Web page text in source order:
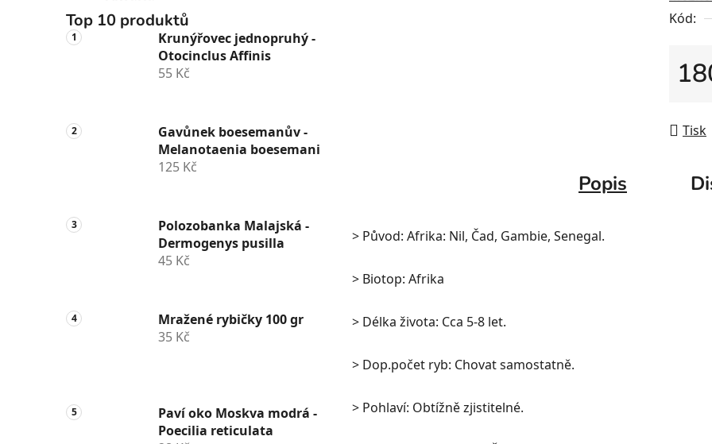
Top 10 produktů
Krunýřovec jednopruhý -
Otocinclus Affinis
55 Kč
Gavůnek boesemanův -
Melanotaenia boesemani
125 Kč
Polozobanka Malajská -
Dermogenys pusilla
45 Kč
Mražené rybičky 100 gr
35 Kč
Paví oko Moskva modrá -
Poecilia reticulata
Kód:
Tisk
Popis
> Původ: Afrika: Nil, Čad, Gambie, Senegal.
> Biotop: Afrika
> Délka života: Cca 5-8 let.
> Dop.počet ryb: Chovat samostatně.
> Pohlaví: Obtížně zjistitelné.